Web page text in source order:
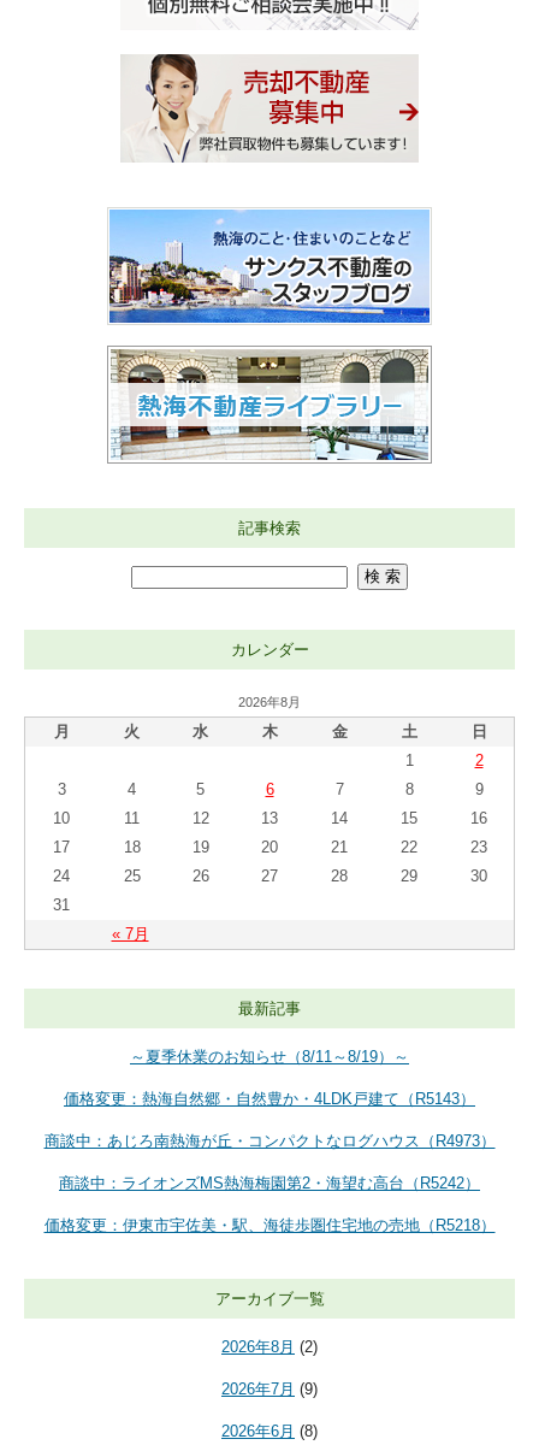
記事検索
カレンダー
2026年8月
月 火 水 木 金 土 日
« 7月
1
2
3
4 5 6 7 8
9
10
11 12 13 14 15
16
17
18 19 20 21 22
23
24
25 26 27 28 29
30
31
最新記事
～夏季休業のお知らせ（8/11～8/19）～
価格変更：熱海自然郷・自然豊か・4LDK戸建て（R5143）
商談中：あじろ南熱海が丘・コンパクトなログハウス（R4973）
商談中：ライオンズMS熱海梅園第2・海望む高台（R5242）
価格変更：伊東市宇佐美・駅、海徒歩圏住宅地の売地（R5218）
アーカイブ一覧
2026年8月 (2)
2026年7月 (9)
2026年6月 (8)